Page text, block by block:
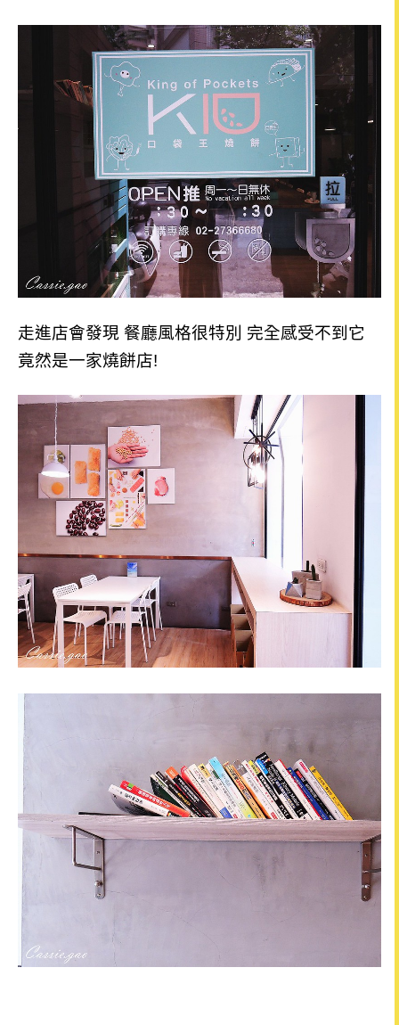
走進店會發現 餐廳風格很特別 完全感受不到它
竟然是一家燒餅店!